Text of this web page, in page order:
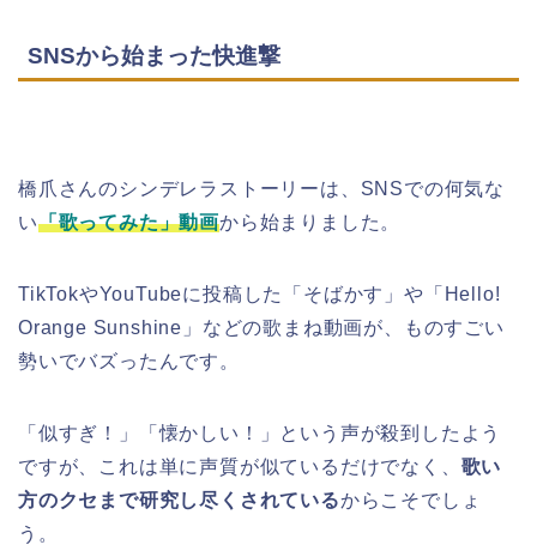
SNSから始まった快進撃
橋爪さんのシンデレラストーリーは、SNSでの何気な
い「歌ってみた」動画から始まりました。
TikTokやYouTubeに投稿した「そばかす」や「Hello!
Orange Sunshine」などの歌まね動画が、ものすごい
勢いでバズったんです。
「似すぎ！」「懐かしい！」という声が殺到したよう
ですが、これは単に声質が似ているだけでなく、 歌い
方のクセまで研究し尽くされているからこそでしょ
う。